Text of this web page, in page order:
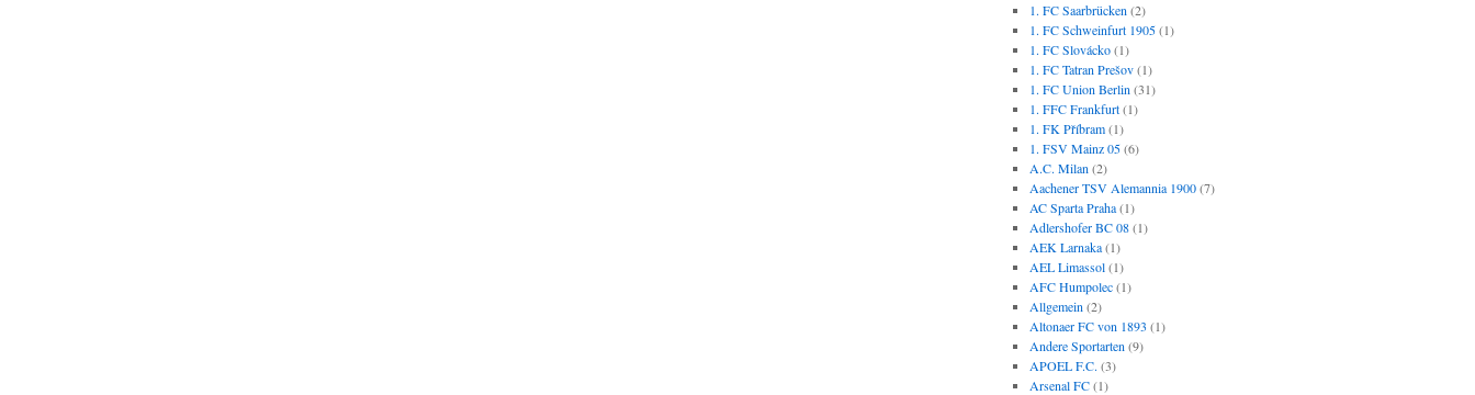
1. FC Saarbrücken (2)
1. FC Schweinfurt 1905(1)
1. FC Slovácko(1)
1. FC Tatran Prešov(1)
1. FC Union Berlin (31)
1. FFC Frankfurt(1)
1. FK Příbram(1)
1. FSV Mainz 05(6)
A.C. Milan (2)
Aachener TSV Alemannia 1900(7)
AC Sparta Praha(1)
Adlershofer BC 08(1)
AEK Larnaka(1)
AEL Limassol(1)
AFC Humpolec(1)
Allgemein (2)
Altonaer FC von 1893 (1)
Andere Sportarten (9)
APOEL F.C. (3)
Arsenal FC(1)